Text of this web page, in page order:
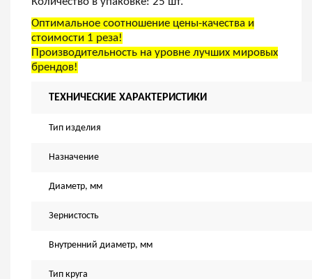
Оптимальное соотношение цены-качества и
стоимости 1 реза!
Производительность на уровне лучших мировых
брендов!
ТЕХНИЧЕСКИЕ ХАРАКТЕРИСТИКИ
Тип изделия
Назначение
Диаметр, мм
Зернистость
Внутренний диаметр, мм
Тип круга